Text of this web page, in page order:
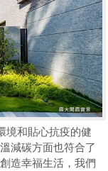
境和貼心抗疫的健
減碳方面也符合了
造幸福生活，我們